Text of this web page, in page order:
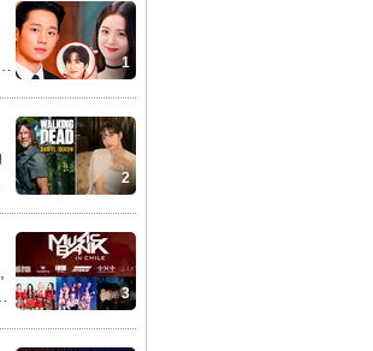
1
2
3